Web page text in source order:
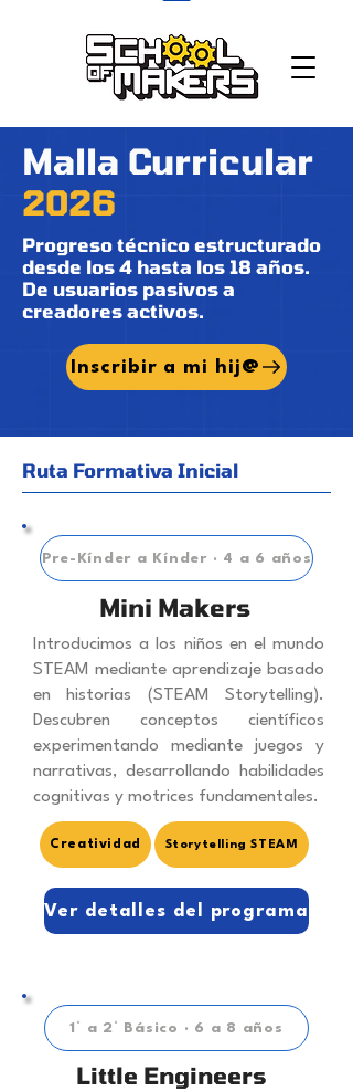
Malla Curricular
2026
Progreso técnico estructurado
desde los 4 hasta los 18 años.
De usuarios pasivos a
creadores activos.
Inscribir a mi hij@
Ruta Formativa Inicial
Pre-Kínder a Kínder · 4 a 6 años
Mini Makers
Introducimos a los niños en el mundo
STEAM mediante aprendizaje basado
en historias (STEAM Storytelling).
Descubren conceptos científicos
experimentando mediante juegos y
narrativas, desarrollando habilidades
cognitivas y motrices fundamentales.
Creatividad Storytelling STEAM
Ver detalles del programa
1° a 2° Básico · 6 a 8 años
Little Engineers